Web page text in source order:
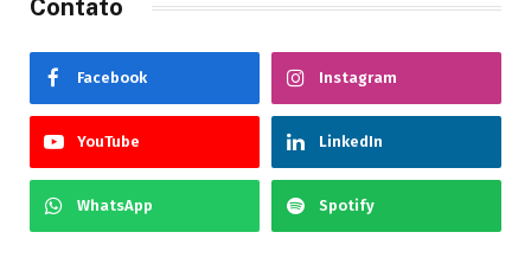
Contato
Facebook Instagram
YouTube LinkedIn
WhatsApp Spotify